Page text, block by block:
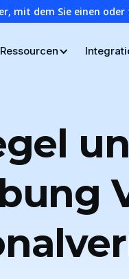
mit dem Sie einen
Ressourcen